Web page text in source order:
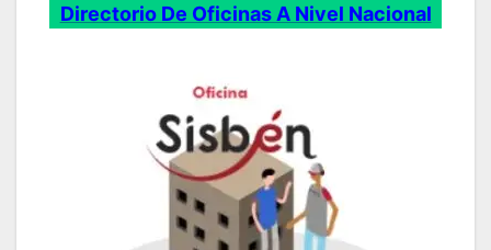
Directorio De Oficinas A Nivel Nacional